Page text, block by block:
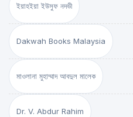
ইয়াহইয়া ইউসুফ নদভী
Dakwah Books Malaysia
মাওলানা মুহাম্মাদ আবদুল মালেক
Dr. V. Abdur Rahim